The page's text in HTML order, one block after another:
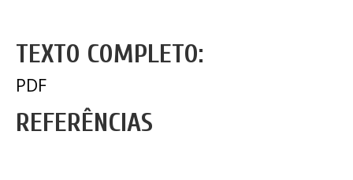
TEXTO COMPLETO:
PDF
REFERÊNCIAS